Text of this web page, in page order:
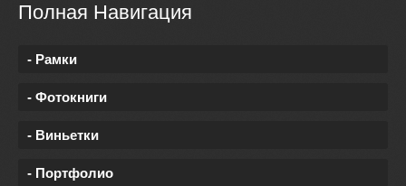
Полная Навигация
- Рамки
- Фотокниги
- Виньетки
- Портфолио